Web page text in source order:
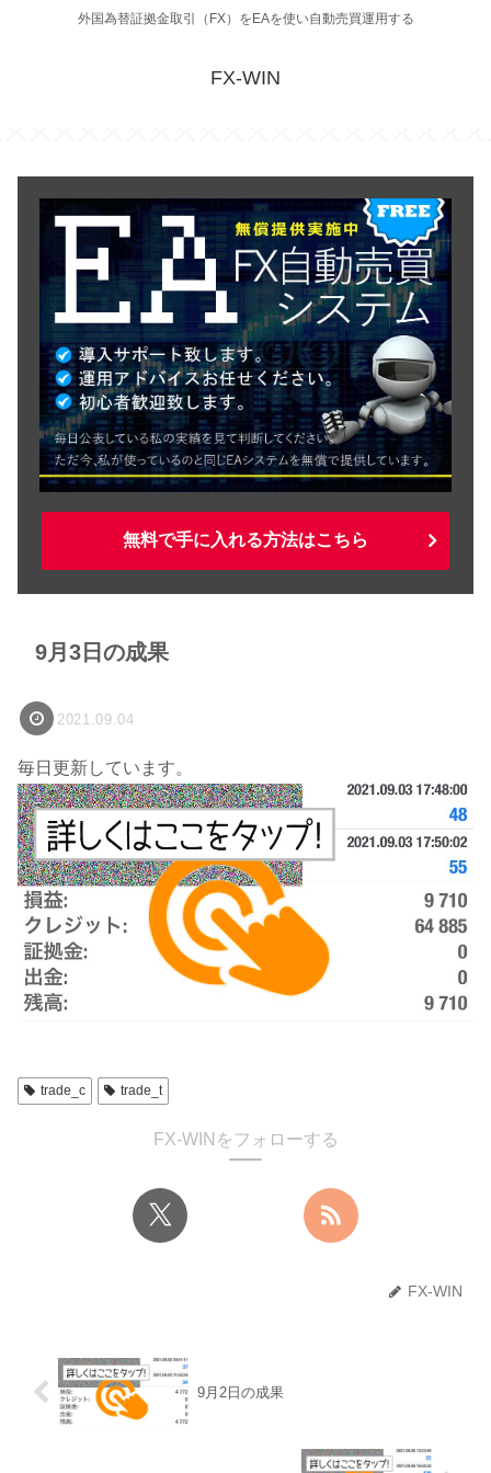
外国為替証拠金取引（FX）をEAを使い自動売買運用する
FX-WIN
無料で手に入れる方法はこちら
9月3日の成果
2021.09.04
毎日更新しています。
trade_c trade_t
FX-WINをフォローする
FX-WIN
9月2日の成果